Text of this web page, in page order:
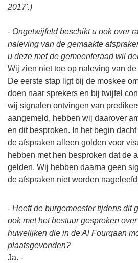
2017'.)
- Ongetwijfeld beschikt u ook over
naleving van de gemaakte
u deze met de gemeenteraad wil
Wij zien niet toe op naleving van
De eerste stap ligt bij de moskee
doen naar sprekers en bij twijfel
wij signalen ontvingen van
aangemeld, hebben wij daarover
en dit besproken. In het begin
de afspraken alleen golden voor
hebben met hen besproken dat de
gelden. Wij hebben daarna geen
de afspraken niet worden
- Heeft de burgemeester tijdens dit
ook met het bestuur gesproken
huwelijken die in de Al Fourqaan
plaatsgevonden?
Ja. -